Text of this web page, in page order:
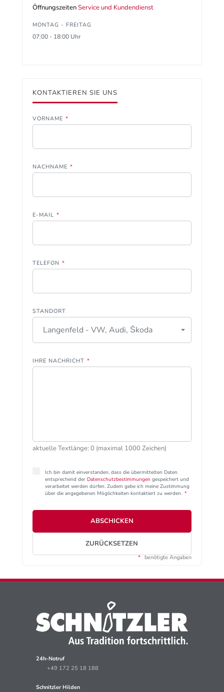
ÖffnungszeitenService und Kundendienst
MONTAG - FREITAG
07:00 - 18:00 Uhr
KONTAKTIEREN SIE UNS
VORNAME *
NACHNAME *
E-MAIL *
TELEFON *
STANDORT
Langenfeld - VW, Audi, Škoda
IHRE NACHRICHT *
aktuelle Textlänge: 0 (maximal 1000 Zeichen)
Ich bin damit einverstanden, dass die übermittelten Daten
entsprechend der Datenschutzbestimmungen gespeichert und
verarbeitet werden dürfen. Zudem gebe ich meine Zustimmung
über die angegebenen Möglichkeiten kontaktiert zu werden. *
ABSCHICKEN
ZURÜCKSETZEN
* benötigte Angaben
24h-Notruf
+49 172 25 18 188
Schnitzler Hilden